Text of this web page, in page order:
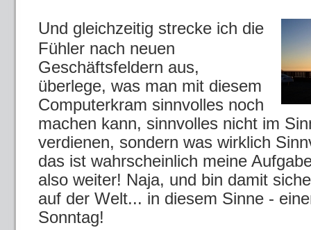
Und gleichzeitig strecke ich die
Fühler nach neuen
Geschäftsfeldern aus,
überlege, was man mit diesem
Computerkram sinnvolles noch
machen kann, sinnvolles nicht im
verdienen, sondern was wirklich
das ist wahrscheinlich meine
also weiter! Naja, und bin damit
auf der Welt... in diesem Sinne -
Sonntag!